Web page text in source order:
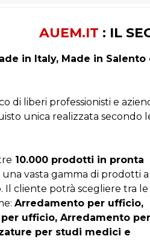
AUEM.IT : IL
in Italy, Made in Salento
di liberi professionisti e
unica realizzata secondo
10.000 prodotti in pronta
vasta gamma di prodotti a
Il cliente potrà scegliere tra le
Arredamento per ufficio,
ufficio, Arredamento per
per studi medici e